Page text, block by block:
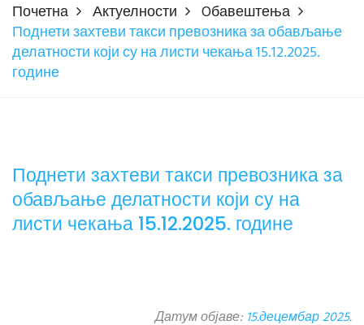
Почетна Актуелности
Oбавештења
Поднети захтеви такси превозника за обављање
делатности који су на листи чекања 15.12.2025.
године
Поднети захтеви такси превозника за
обављање делатности који су на
листи чекања 15.12.2025. године
Датум објаве:15.децембар 2025.